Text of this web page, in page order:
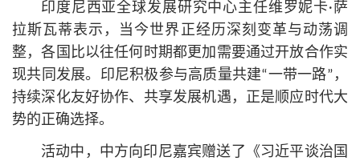
印度尼西亚全球发展研究中心主任维罗妮卡·萨
拉斯瓦蒂表示，当今世界正经历深刻变革与动荡调
整，各国比以往任何时期都更加需要通过开放合作实
现共同发展。印尼积极参与高质量共建“一带一路”，
持续深化友好协作、共享发展机遇，正是顺应时代大
势的正确选择。
活动中，中方向印尼嘉宾赠送了《习近平谈治国